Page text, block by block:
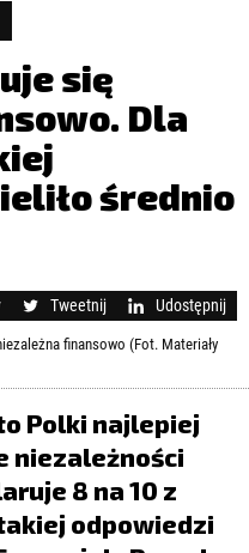
się
Dla
średnio
Tweetnij Udostępnij
finansowo (Fot. Materiały
Polki najlepiej
niezależności
8 na 10 z
odpowiedzi